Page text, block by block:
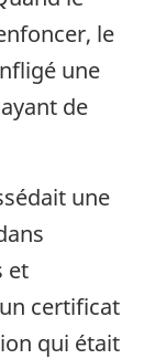
le
une
de
une
et
certificat
qui était